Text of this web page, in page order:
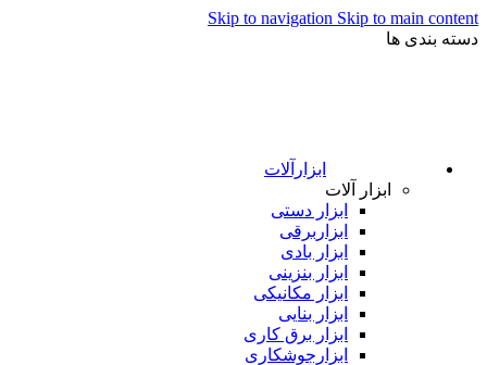
Skip to navigation Skip to main content
دسته بندی ها
ابزارآلات
ابزار آلات
ابزار دستی
ابزاربرقی
ابزار بادی
ابزار بنزینی
ابزار مکانیکی
ابزار بنایی
ابزار برق کاری
ابزارجوشکاری